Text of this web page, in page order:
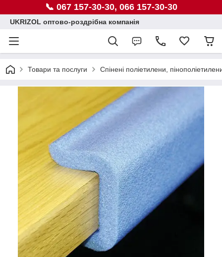
📞 067 157-30-30, 066 157-30-30
UKRIZOL оптово-роздрібна компанія
Товари та послуги Спінені поліетилени,